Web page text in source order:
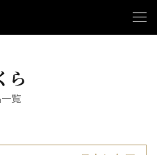
ら
覧